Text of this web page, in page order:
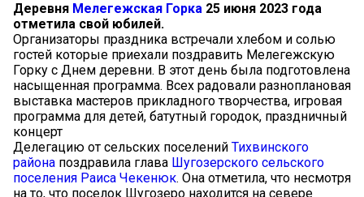
Деревня Мелегежская Горка 25 июня 2023 года
отметила свой юбилей.
Организаторы праздника встречали хлебом и солью
гостей которые приехали поздравить Мелегежскую
Горку с Днем деревни. В этот день была подготовлена
насыщенная программа. Всех радовали разноплановая
выставка мастеров прикладного творчества, игровая
программа для детей, батутный городок, праздничный
концерт
Делегацию от сельских поселений Тихвинского
района поздравила глава Шугозерского сельского
поселения Раиса Чекенюк. Она отметила, что несмотря
на то, что поселок Шугозеро находится на севере